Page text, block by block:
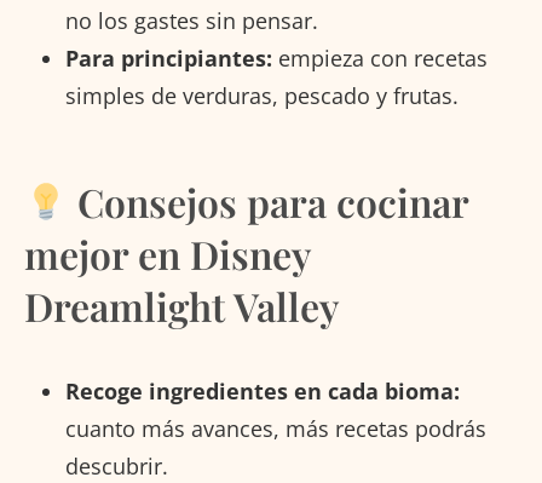
no los gastes sin pensar.
Para principiantes: empieza con recetas
simples de verduras, pescado y frutas.
Consejos para cocinar
mejor en Disney
Dreamlight Valley
Recoge ingredientes en cada bioma:
cuanto más avances, más recetas podrás
descubrir.